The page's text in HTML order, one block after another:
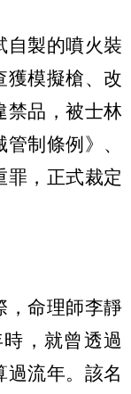
自製的噴火裝
獲模擬槍、改
禁品，被士林
制條例》、
罪，正式裁定
，命理師李靜
，就曾透過
過流年。該名